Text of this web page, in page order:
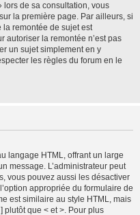
lors de sa consultation, vous
la première page. Par ailleurs, si
remontée de sujet est
autoriser la remontée n’est pas
un sujet simplement en y
les règles du forum en le
langage HTML, offrant un large
message. L’administrateur peut
vous pouvez aussi les désactiver
appropriée du formulaire de
est similaire au style HTML, mais
plutôt que < et >. Pour plus